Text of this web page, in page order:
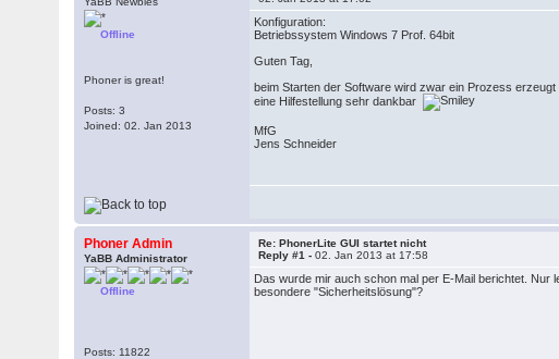
Offline
Phoner is great!
Posts: 3
Joined: 02. Jan 2013
Konfiguration:
Betriebssystem Windows 7 Prof. 64bit
Guten Tag,
beim Starten der Software wird zwar ein Prozess
eine Hilfestellung sehr dankbar
MfG
Jens Schneider
Phoner Admin
YaBB Administrator
Offline
Posts: 11822
Re: PhonerLite GUI startet nicht
Reply #1 -02. Jan 2013 at 17:58
Das wurde mir auch schon mal per E-Mail berichtet. Nur
besondere "Sicherheitslösung"?